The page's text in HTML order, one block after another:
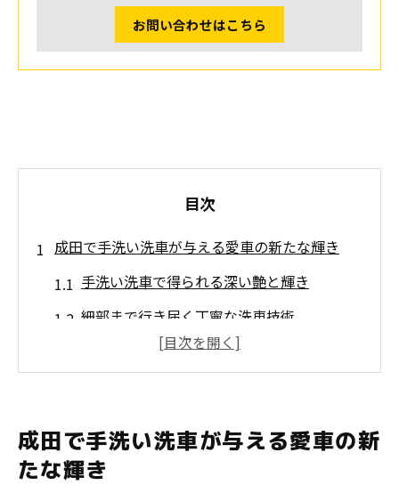
お問い合わせはこちら
目次
成田で手洗い洗車が与える愛車の新たな輝き
手洗い洗車で得られる深い艶と輝き
細部まで行き届く丁寧な洗車技術
愛車を守るための手洗いによるダメージ軽
プロフェッショナルによる特別なケアの重
要性
成田で手洗い洗車が与える愛車の新
たな輝き